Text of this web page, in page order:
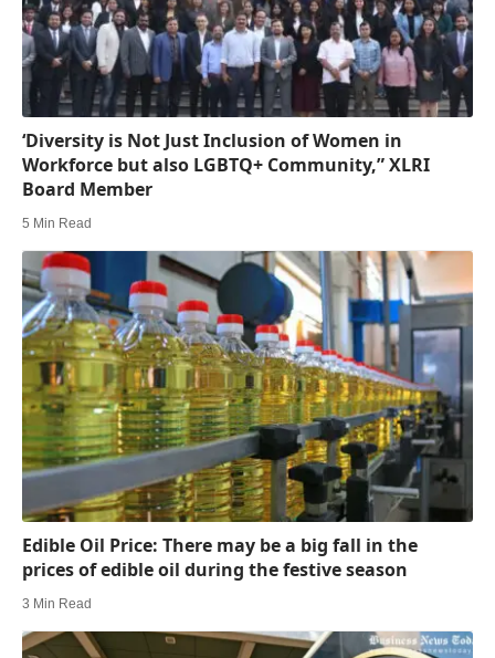
‘Diversity is Not Just Inclusion of Women in
Workforce but also LGBTQ+ Community,” XLRI
Board Member
5 Min Read
Edible Oil Price: There may be a big fall in the
prices of edible oil during the festive season
3 Min Read